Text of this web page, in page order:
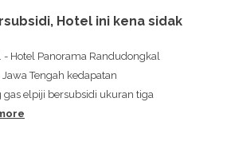
Hotel ini kena sidak
- Hotel Panorama Randudongkal
Tengah kedapatan
elpiji bersubsidi ukuran tiga